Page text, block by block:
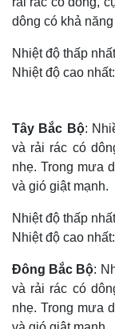
dông có khả
Nhiệt độ thấp
Nhiệt độ cao
Tây Bắc Bộ:
và rải rác có
nhẹ. Trong mưa
và gió giật mạnh.
Nhiệt độ thấp
Nhiệt độ cao
Đông Bắc Bộ:
và rải rác có
nhẹ. Trong mưa